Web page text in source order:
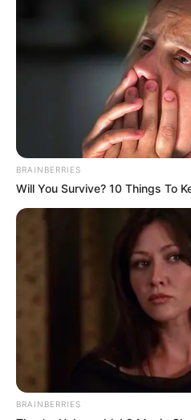
BRAINBERRIES
Will You Survive? 10 Things To
BRAINBERRIES